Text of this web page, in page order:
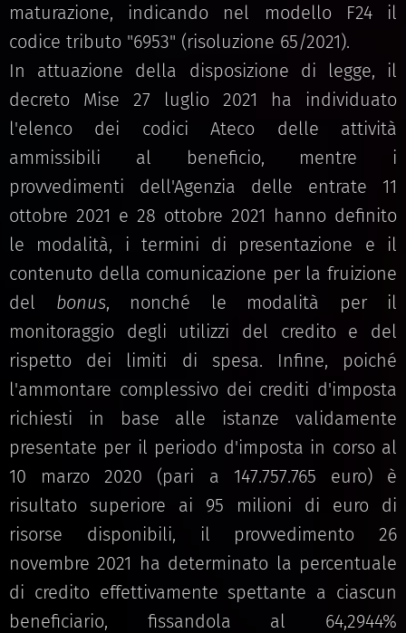
maturazione, indicando nel modello F24 il
codice tributo "6953" (risoluzione 65/2021).
In attuazione della disposizione di legge, il
decreto Mise 27 luglio 2021 ha individuato
l'elenco dei codici Ateco delle attività
ammissibili al beneficio, mentre i
provvedimenti dell'Agenzia delle entrate 11
ottobre 2021 e 28 ottobre 2021 hanno definito
le modalità, i termini di presentazione e il
contenuto della comunicazione per la fruizione
del bonus, nonché le modalità per il
monitoraggio degli utilizzi del credito e del
rispetto dei limiti di spesa. Infine, poiché
l'ammontare complessivo dei crediti d'imposta
richiesti in base alle istanze validamente
presentate per il periodo d'imposta in corso al
10 marzo 2020 (pari a 147.757.765 euro) è
risultato superiore ai 95 milioni di euro di
risorse disponibili, il provvedimento 26
novembre 2021 ha determinato la percentuale
di credito effettivamente spettante a ciascun
beneficiario, fissandola al 64,2944%